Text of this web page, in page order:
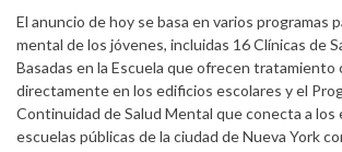
El anuncio de hoy se basa en varios programas
mental de los jóvenes, incluidas 16 Clínicas de
Basadas en la Escuela que ofrecen tratamiento
directamente en los edificios escolares y el
Continuidad de Salud Mental que conecta a
escuelas públicas de la ciudad de Nueva York